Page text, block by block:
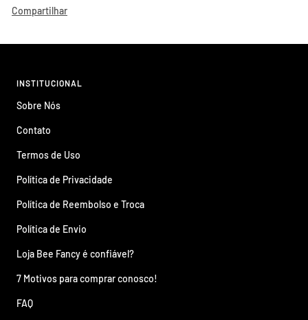
Compartilhar
INSTITUCIONAL
Sobre Nós
Contato
Termos de Uso
Política de Privacidade
Política de Reembolso e Troca
Política de Envio
Loja Bee Fancy é confiável?
7 Motivos para comprar conosco!
FAQ